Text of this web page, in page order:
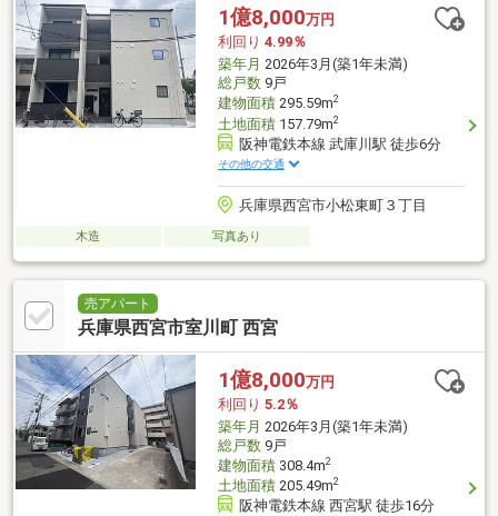
1億8,000万円
利回り 4.99％
築年月 2026年3月(築1年未満)
総戸数9戸
建物面積295.59m2
土地面積157.79m2
阪神電鉄本線 武庫川駅 徒歩6分
その他の交通
兵庫県西宮市小松東町３丁目
木造 写真あり
売アパート
兵庫県西宮市室川町 西宮
1億8,000万円
利回り 5.2％
築年月 2026年3月(築1年未満)
総戸数9戸
建物面積308.4m2
土地面積205.49m2
阪神電鉄本線 西宮駅 徒歩16分